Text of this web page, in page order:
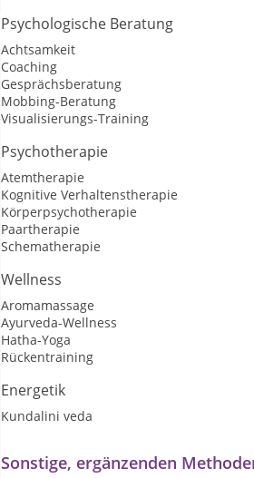
Psychologische Beratung
Achtsamkeit
Coaching
Gesprächsberatung
Mobbing-Beratung
Visualisierungs-Training
Psychotherapie
Atemtherapie
Kognitive Verhaltenstherapie
Körperpsychotherapie
Paartherapie
Schematherapie
Wellness
Aromamassage
Ayurveda-Wellness
Hatha-Yoga
Rückentraining
Energetik
Kundalini veda
Sonstige, ergänzenden